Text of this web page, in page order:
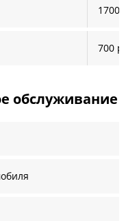
1700
700
обслуживание